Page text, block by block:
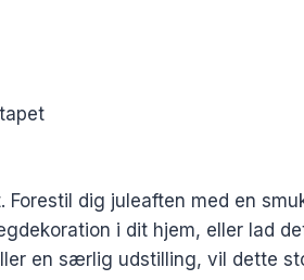
dig juleaften med en
i dit hjem, eller lad
en særlig udstilling, vil dette